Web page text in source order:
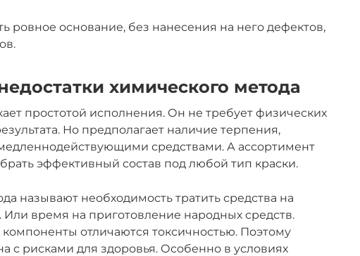
ровное основание, без нанесения на него дефектов,
химического метода
простотой исполнения. Он не требует физических
Но предполагает наличие терпения,
средствами. А ассортимент
эффективный состав под любой тип краски.
называют необходимость тратить средства на
время на приготовление народных средств.
отличаются токсичностью. Поэтому
с рисками для здоровья. Особенно в условиях